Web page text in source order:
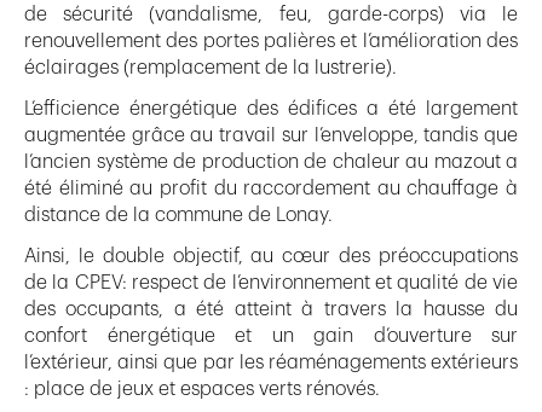
de sécurité (vandalisme, feu, garde-corps) via le
renouvellement des portes palières et l’amélioration des
éclairages (remplacement de la lustrerie).
L’efficience énergétique des édifices a été largement
augmentée grâce au travail sur l’enveloppe, tandis que
l’ancien système de production de chaleur au mazout a
été éliminé au profit du raccordement au chauffage à
distance de la commune de Lonay.
Ainsi, le double objectif, au cœur des préoccupations
de la CPEV: respect de l’environnement et qualité de vie
des occupants, a été atteint à travers la hausse du
confort énergétique et un gain d’ouverture sur
l’extérieur, ainsi que par les réaménagements extérieurs
: place de jeux et espaces verts rénovés.